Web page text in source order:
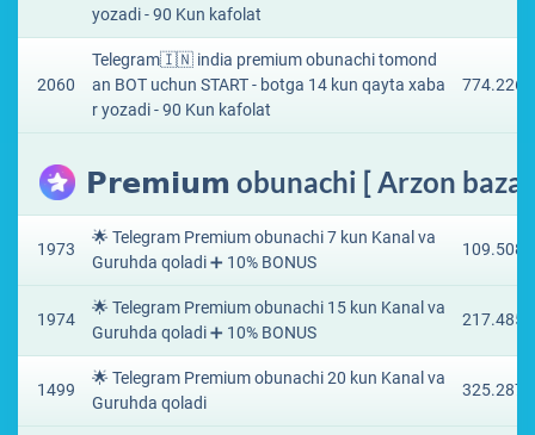
yozadi - 90 Kun kafolat
2060
Telegram🇮🇳 india premium obunachi tomond
an BOT uchun START - botga 14 kun qayta xaba
r yozadi - 90 Kun kafolat
𝗣𝗿𝗲𝗺𝗶𝘂𝗺 obunachi [ Arzon baza
1973
🌟 Telegram Premium obunachi 7 kun Kanal va
Guruhda qoladi ➕ 10% BONUS
1974
🌟 Telegram Premium obunachi 15 kun Kanal va
Guruhda qoladi ➕ 10% BONUS
217.485
1499
🌟 Telegram Premium obunachi 20 kun Kanal va
Guruhda qoladi
325.287